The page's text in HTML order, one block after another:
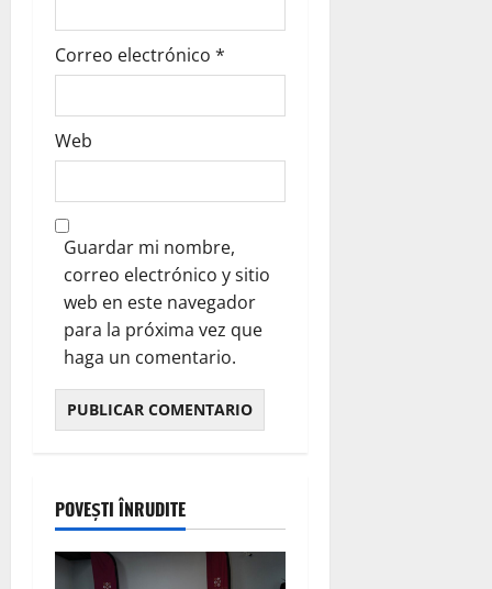
Correo electrónico *
Web
Guardar mi nombre,
correo electrónico y sitio
web en este navegador
para la próxima vez que
haga un comentario.
POVEȘTI ÎNRUDITE